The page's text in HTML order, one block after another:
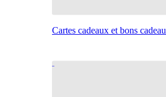
Cartes cadeaux et bons